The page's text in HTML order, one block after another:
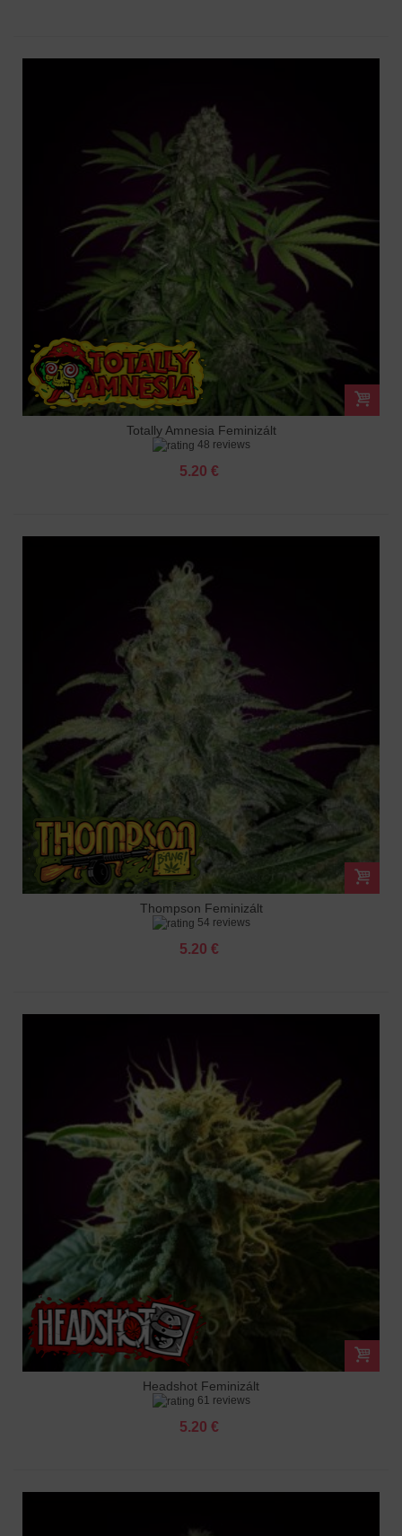
Totally Amnesia Feminizált
48 reviews
5.20 €
Thompson Feminizált
54 reviews
5.20 €
Headshot Feminizált
61 reviews
5.20 €